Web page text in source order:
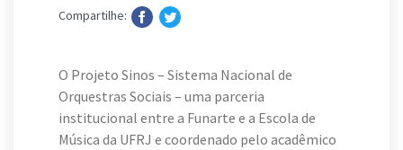
Compartilhe:
O Projeto Sinos – Sistema Nacional de
Orquestras Sociais – uma parceria
institucional entre a Funarte e a Escola de
Música da UFRJ e coordenado pelo acadêmico